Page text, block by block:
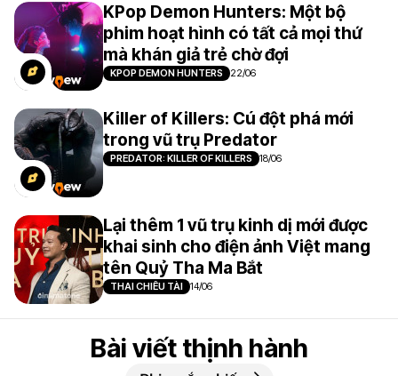
KPop Demon Hunters: Một bộ
phim hoạt hình có tất cả mọi thứ
mà khán giả trẻ chờ đợi
KPOP DEMON HUNTERS 22/06
Killer of Killers: Cú đột phá mới
trong vũ trụ Predator
PREDATOR: KILLER OF KILLERS 18/06
Lại thêm 1 vũ trụ kinh dị mới được
khai sinh cho điện ảnh Việt mang
tên Quỷ Tha Ma Bắt
THAI CHIÊU TÀI 14/06
Bài viết thịnh hành